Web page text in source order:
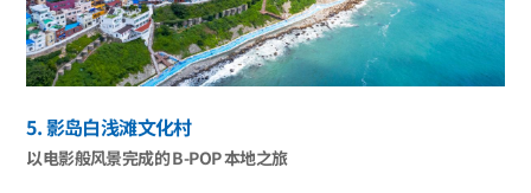
5. 影岛白浅滩文化村
以电影般风景完成的 B-POP 本地之旅